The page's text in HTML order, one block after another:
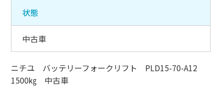
状態
中古車
ニチユ バッテリーフォークリフト PLD15-70-A12
1500㎏ 中古車